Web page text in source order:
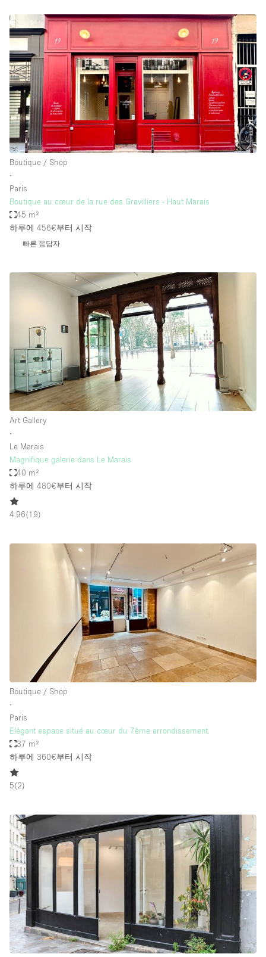
Boutique / Shop
∙
Paris
Boutique au cœur de la rue des Gravilliers - Haut Marais
45 m²
하루에 456€부터 시작
빠른 응답자
Art Gallery
∙
Le Marais
Magnifique galerie dans Le Marais
40 m²
하루에 480€부터 시작
4.96(19)
Boutique / Shop
∙
Paris
Elégant espace situé au cœur du 7ème arrondissement.
37 m²
하루에 360€부터 시작
5(2)